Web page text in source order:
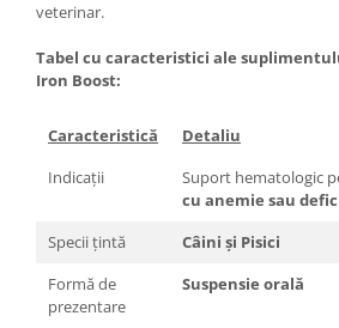
veterinar.
Tabel cu caracteristici ale
Iron Boost:
Caracteristică
Detaliu
Indicații
Suport hematologic
cu anemie sau
Specii țintă
Câini și Pisici
Formă de
prezentare
Suspensie orală